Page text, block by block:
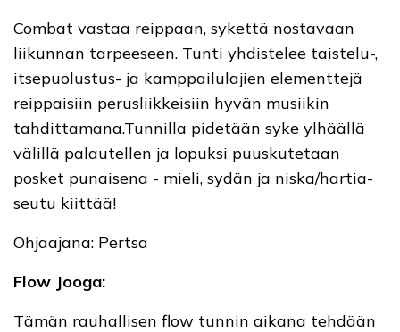
Combat vastaa reippaan, sykettä nostavaan
liikunnan tarpeeseen. Tunti yhdistelee taistelu-,
itsepuolustus- ja kamppailulajien elementtejä
reippaisiin perusliikkeisiin hyvän musiikin
tahdittamana.Tunnilla pidetään syke ylhäällä
välillä palautellen ja lopuksi puuskutetaan
posket punaisena - mieli, sydän ja niska/hartia-
seutu kiittää!
Ohjaajana: Pertsa
Flow Jooga:
Tämän rauhallisen flow tunnin aikana tehdään